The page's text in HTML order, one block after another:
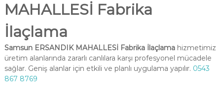
MAHALLESİ Fabrika
İlaçlama
Samsun ERSANDIK MAHALLESİ Fabrika İlaçlamahizmetimiz
üretim alanlarında zararlı canlılara karşı profesyonel mücadele
sağlar. Geniş alanlar için etkili ve planlı uygulama yapılır. 0543
867 8769